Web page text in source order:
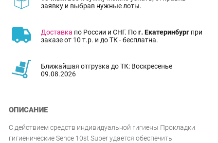
заявку и выбрав нужные лоты.
Доставка по России и СНГ. Пог. Екатеринбург при
заказе от 10 т.р. и до ТК - бесплатна.
Ближайшая отгрузка до ТК: Воскресенье
09.08.2026
ОПИСАНИЕ
С действием средств индивидуальной гигиены Прокладки
гигиенические Sence 10st Super удается обеспечить